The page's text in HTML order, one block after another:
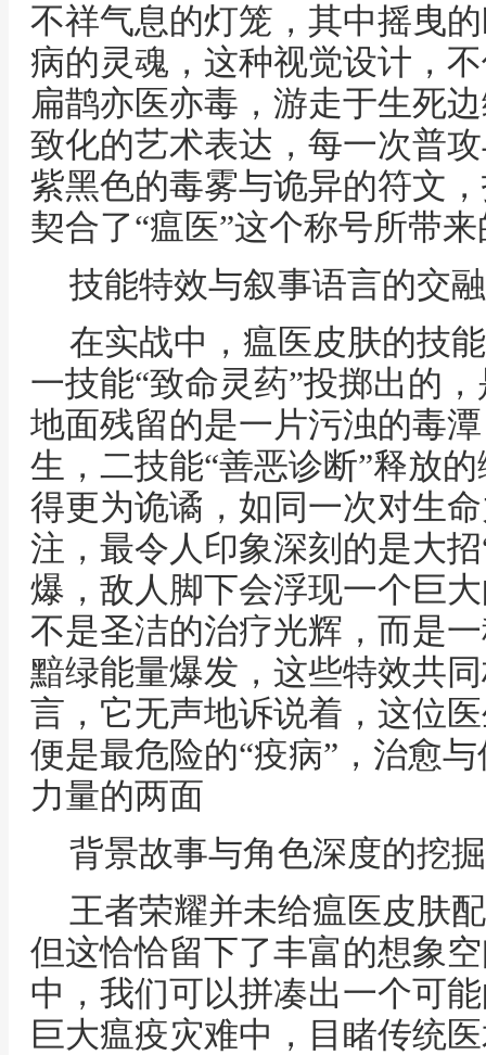
不祥气息的灯笼，其中摇曳
病的灵魂，这种视觉设计，
扁鹊亦医亦毒，游走于生死
致化的艺术表达，每一次普
紫黑色的毒雾与诡异的符文
契合了“瘟医”这个称号所带
技能特效与叙事语言的交融
在实战中，瘟医皮肤的技
一技能“致命灵药”投掷出的
地面残留的是一片污浊的毒
生，二技能“善恶诊断”释放
得更为诡谲，如同一次对生
注，最令人印象深刻的是大
爆，敌人脚下会浮现一个巨
不是圣洁的治疗光辉，而是
黯绿能量爆发，这些特效共
言，它无声地诉说着，这位
便是最危险的“疫病”，治愈
力量的两面
背景故事与角色深度的挖掘
王者荣耀并未给瘟医皮肤
但这恰恰留下了丰富的想象
中，我们可以拼凑出一个可
巨大瘟疫灾难中，目睹传统